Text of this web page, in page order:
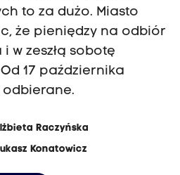
to za dużo. Miasto
że pieniędzy na odbiór
w zeszłą sobotę
17 października
Raczyńska
Konatowicz